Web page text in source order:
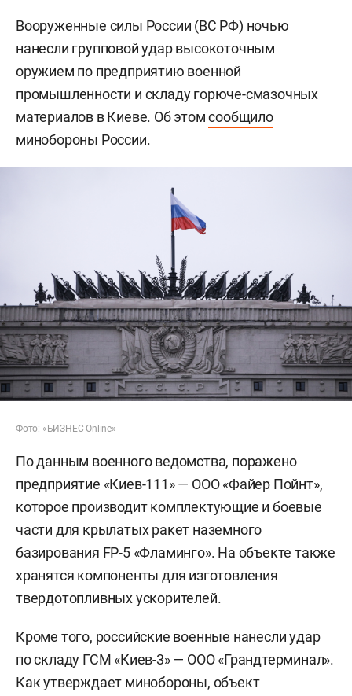
Вооруженные силы России (ВС РФ) ночью
нанесли групповой удар высокоточным
оружием по предприятию военной
промышленности и складу горюче-смазочных
материалов в Киеве. Об этомсообщило
минобороны России.
Фото: «БИЗНЕС Online»
По данным военного ведомства, поражено
предприятие «Киев-111» — ООО «Файер Пойнт»,
которое производит комплектующие и боевые
части для крылатых ракет наземного
базирования FP-5 «Фламинго». На объекте также
хранятся компоненты для изготовления
твердотопливных ускорителей.
Кроме того, российские военные нанесли удар
по складу ГСМ «Киев-3» — ООО «Грандтерминал».
Как утверждает минобороны, объект